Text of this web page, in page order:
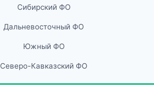
Сибирский ФО
Дальневосточный ФО
Южный ФО
Северо-Кавказский ФО